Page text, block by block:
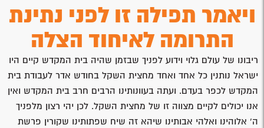
ויאמר תפילה זו לפני נתינת
התרומה לאיחוד הצלה
ריבונו של עולם גלוי וידוע לפניך שבזמן שהיה בית המקדש קיים היו
ישראל נותנין כל אחד ואחד מחצית השקל בחודש אדר לעבודת בית
המקדש לכפר בעדם. ועתה בעוונותינו הרבים חרב בית המקדש ואין
אנו יכולים לקיים מצווה זו של מחצית השקל. לכן יהי רצון מלפניך
ה' אלוהינו ואלהי אבותינו שיהא זה שיח שפתותינו שקורין פרשת